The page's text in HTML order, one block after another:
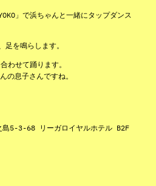
」で浜ちゃんと一緒にタップダンス
足を鳴らします。
わせて踊ります。
の息子さんですね。
5-3-68 リーガロイヤルホテル B2F